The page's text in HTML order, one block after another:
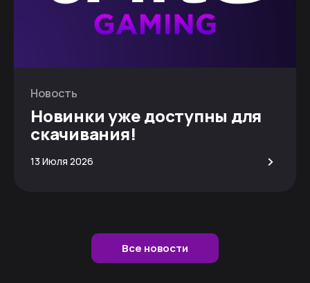
Новость
Новинки уже доступны для
скачивания!
13 Июля 2026 >
Все новости